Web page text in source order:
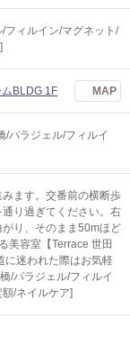
フィルイン/マグネット/
BLDG 1F MAP
/パラジェル/フィルイ
ます。交番前の横断歩
り過ぎてください。右
り、そのまま50mほど
美容室【Terrace 世田
に迷われた際はお気軽
/パラジェル/フィルイ
/ネイルケア]